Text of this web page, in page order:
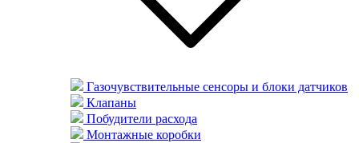
Газочувствительные сенсоры и блоки датчиков
Клапаны
Побудители расхода
Монтажные коробки